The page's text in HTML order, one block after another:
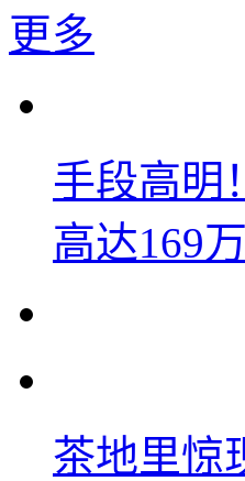
更多
手段高明
高达169
茶地里惊